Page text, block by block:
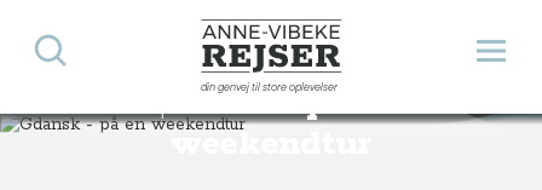
Anne-Vibeke Rejser
din genvej til store oplevelser
Åbn
Søg
Gdansk - på en
weekendtur
Destinationer Europa Polen Gdansk - på en weekendtur